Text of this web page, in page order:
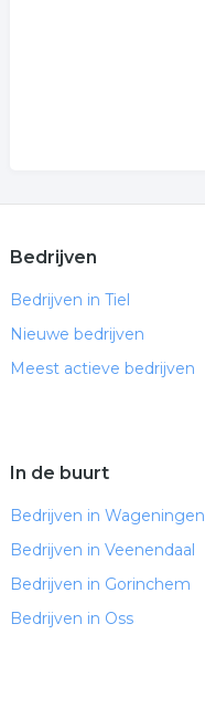
Bedrijven
Bedrijven in Tiel
Nieuwe bedrijven
Meest actieve bedrijven
In de buurt
Bedrijven in Wageningen
Bedrijven in Veenendaal
Bedrijven in Gorinchem
Bedrijven in Oss